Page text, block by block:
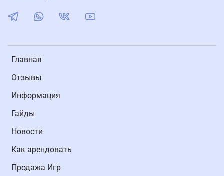
Главная
Отзывы
Информация
Гайды
Новости
Как арендовать
Продажа Игр